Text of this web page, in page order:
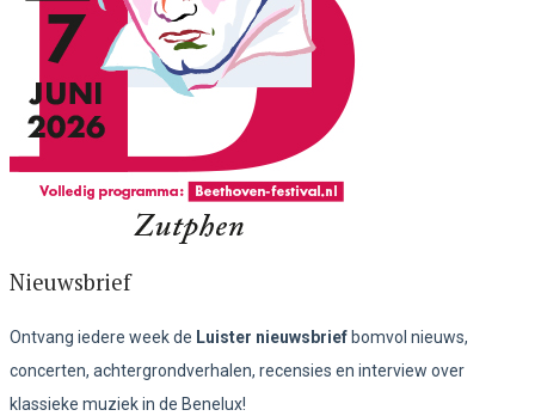
Nieuwsbrief
Ontvang iedere week de Luister nieuwsbrief bomvol nieuws,
concerten, achtergrondverhalen, recensies en interview over
klassieke muziek in de Benelux!